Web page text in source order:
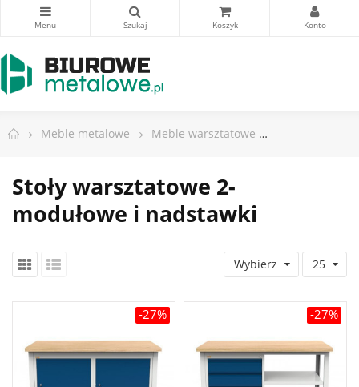
Meble metalowe Meble warsztatowe
Stoły warsztatowe 2-
modułowe i nadstawki
Wybierz 25
-27% -27%